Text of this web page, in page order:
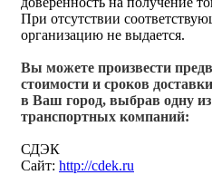
При отсутствии
организацию не выдается.
Вы можете произвести
стоимости и сроков
в Ваш город, выбрав одну
транспортных компаний:
СДЭК
Сайт: http://cdek.ru